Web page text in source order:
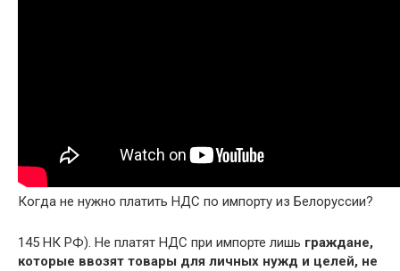
Когда не нужно платить НДС по импорту из Белоруссии?
145 НК РФ). Не платят НДС при импорте лишь граждане,
которые ввозят товары для личных нужд и целей, не